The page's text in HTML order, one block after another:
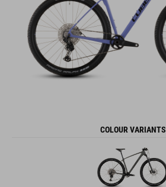
COLOUR VARIANTS